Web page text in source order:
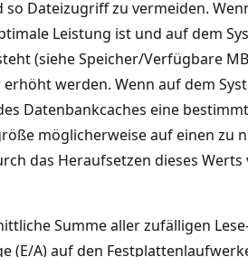
so Dateizugriff zu vermeiden.
Leistung ist und auf dem
(siehe Speicher/Verfügbare
werden. Wenn auf dem
Datenbankcaches eine
möglicherweise auf einen zu
das Heraufsetzen dieses
Summe aller zufälligen
(E/A) auf den